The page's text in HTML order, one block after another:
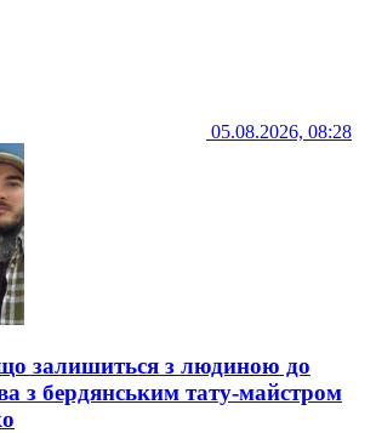
05.08.2026, 08:28
залишиться з людиною до
з бердянським тату-майстром